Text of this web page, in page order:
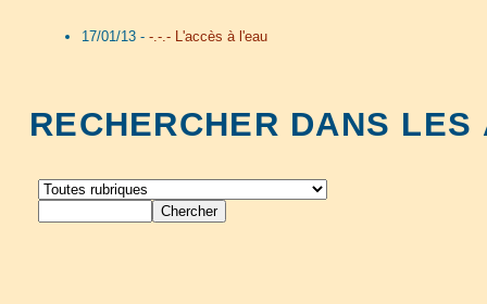
17/01/13 - -.-.- L'accès à l'eau
RECHERCHER DANS LES